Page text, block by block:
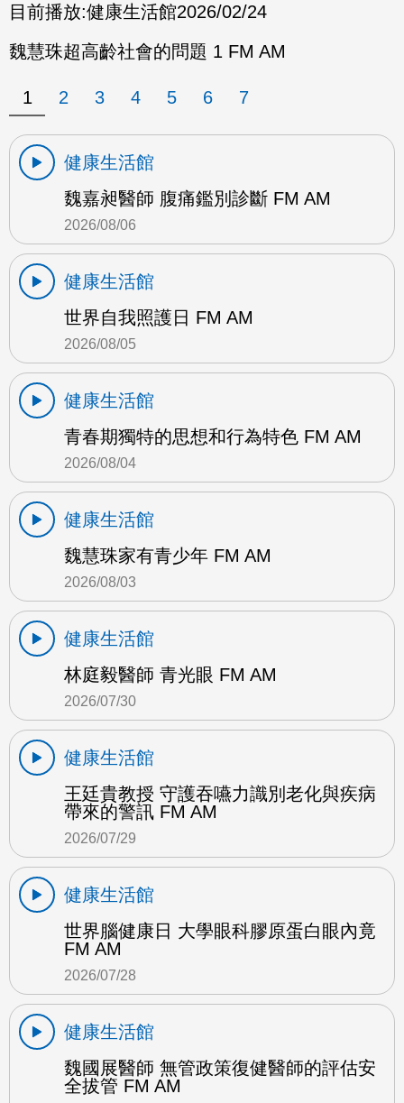
目前播放:健康生活館2026/02/24
魏慧珠超高齡社會的問題 1 FM AM
1 2 3 4 5 6 7
健康生活館
魏嘉昶醫師 腹痛鑑別診斷 FM AM
2026/08/06
健康生活館
世界自我照護日 FM AM
2026/08/05
健康生活館
青春期獨特的思想和行為特色 FM AM
2026/08/04
健康生活館
魏慧珠家有青少年 FM AM
2026/08/03
健康生活館
林庭毅醫師 青光眼 FM AM
2026/07/30
健康生活館
王廷貴教授 守護吞嚥力識別老化與疾病
帶來的警訊 FM AM
2026/07/29
健康生活館
世界腦健康日 大學眼科膠原蛋白眼內竟
FM AM
2026/07/28
健康生活館
魏國展醫師 無管政策復健醫師的評估安
全拔管 FM AM